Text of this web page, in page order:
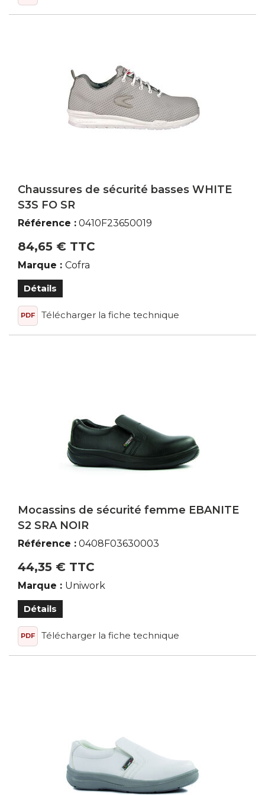
Chaussures de sécurité basses WHITE
S3S FO SR
Référence : 0410F23650019
84,65 € TTC
Marque : Cofra
Détails
PDF Télécharger la fiche technique
Mocassins de sécurité femme EBANITE
S2 SRA NOIR
Référence : 0408F03630003
44,35 € TTC
Marque : Uniwork
Détails
PDF Télécharger la fiche technique